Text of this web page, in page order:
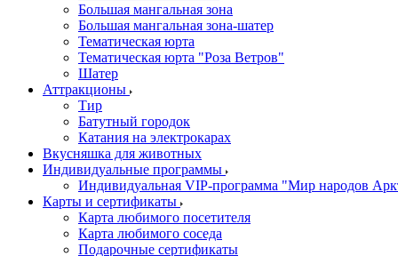
Большая мангальная зона
Большая мангальная зона-шатер
Тематическая юрта
Тематическая юрта "Роза Ветров"
Шатер
Аттракционы
Тир
Батутный городок
Катания на электрокарах
Вкусняшка для животных
Индивидуальные программы
Индивидуальная VIP-программа "Мир народов
Карты и сертификаты
Карта любимого посетителя
Карта любимого соседа
Подарочные сертификаты